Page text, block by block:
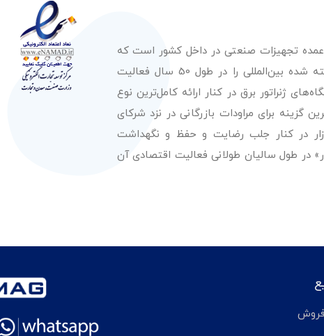
عمده تجهیزات صنعتی در داخل کشور است که
عرضه با کیفیت‌ترین محصولات از معتبرترین برندهای شناخته شده بین‌المللی را در طول 50 سال فعالیت
ژنراتور برق در کنار ارائه کامل‌ترین نوع
برای مراودات بازرگانی در نزد شرکای
در کنار جلب رضایت و حفظ و نگهداشت
در طول سالیان طولانی فعالیت اقتصادی آن